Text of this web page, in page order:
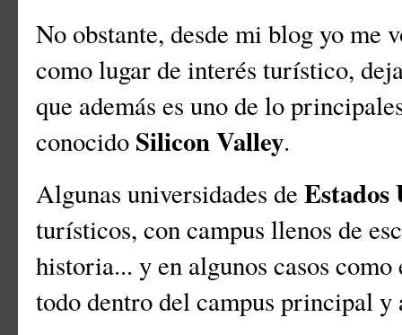
No obstante, desde mi blog yo me
como lugar de interés turístico,
que además es uno de lo
conocido Silicon Valley.
Algunas universidades de Estados
turísticos, con campus llenos de
historia... y en algunos casos
todo dentro del campus principal